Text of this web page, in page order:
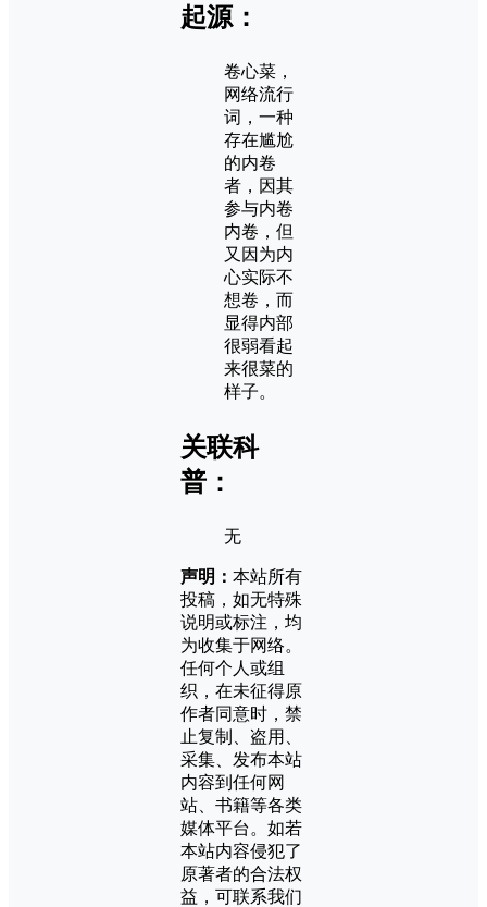
起源：
卷心菜，
网络流行
词，一种
存在尴尬
的内卷
者，因其
参与内卷
内卷，但
又因为内
心实际不
想卷，而
显得内部
很弱看起
来很菜的
样子。
关联科
普：
无
声明： 本站所有
投稿，如无特殊
说明或标注，均
为收集于网络。
任何个人或组
织，在未征得原
作者同意时，禁
止复制、盗用、
采集、发布本站
内容到任何网
站、书籍等各类
媒体平台。如若
本站内容侵犯了
原著者的合法权
益，可联系我们